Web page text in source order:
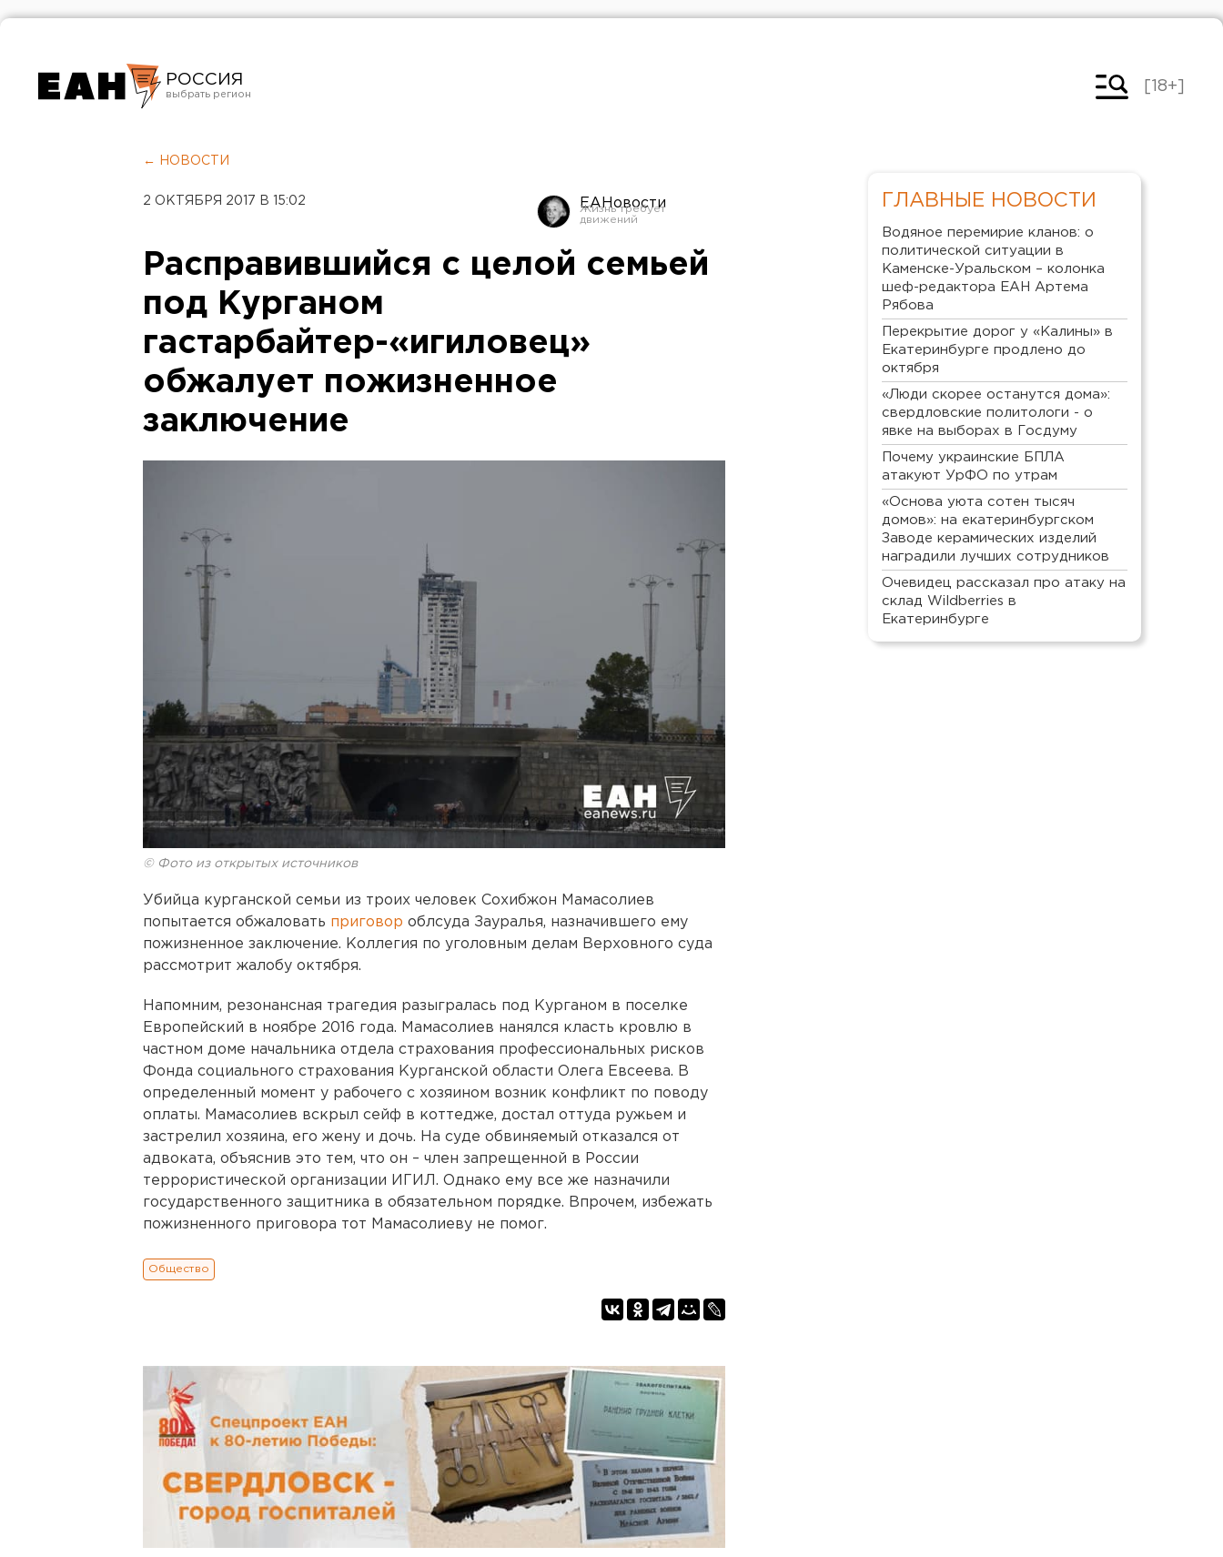
РОССИЯ
Челябинск
[18+]
← НОВОСТИ
2 ОКТЯБРЯ 2017 В 15:02 ЕАНовости
Расправившийся с целой семьей
под Курганом
гастарбайтер-«игиловец»
обжалует пожизненное
заключение
© Фото из открытых источников
Убийца курганской семьи из троих человек Сохибжон Мамасолиев
попытается обжаловать приговор облсуда Зауралья, назначившего ему
пожизненное заключение. Коллегия по уголовным делам Верховного суда
рассмотрит жалобу октября.
Напомним, резонансная трагедия разыгралась под Курганом в поселке
Европейский в ноябре 2016 года. Мамасолиев нанялся класть кровлю в
частном доме начальника отдела страхования профессиональных рисков
Фонда социального страхования Курганской области Олега Евсеева. В
определенный момент у рабочего с хозяином возник конфликт по поводу
оплаты. Мамасолиев вскрыл сейф в коттедже, достал оттуда ружьем и
застрелил хозяина, его жену и дочь. На суде обвиняемый отказался от
адвоката, объяснив это тем, что он – член запрещенной в России
террористической организации ИГИЛ. Однако ему все же назначили
государственного защитника в обязательном порядке. Впрочем, избежать
пожизненного приговора тот Мамасолиеву не помог.
Общество
ГЛАВНЫЕ НОВОСТИ
Водяное перемирие кланов: о
политической ситуации в
Каменске-Уральском – колонка
шеф-редактора ЕАН Артема
Рябова
Перекрытие дорог у «Калины» в
Екатеринбурге продлено до
октября
«Люди скорее останутся дома»:
свердловские политологи - о
явке на выборах в Госдуму
Почему украинские БПЛА
атакуют УрФО по утрам
«Основа уюта сотен тысяч
домов»: на екатеринбургском
Заводе керамических изделий
наградили лучших сотрудников
Очевидец рассказал про атаку на
склад Wildberries в
Екатеринбурге